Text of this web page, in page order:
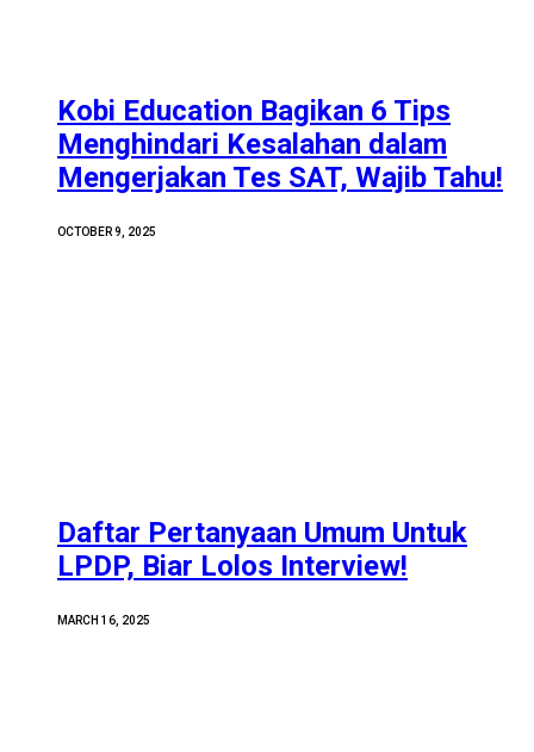
Kobi Education Bagikan 6 Tips
Menghindari Kesalahan dalam
Mengerjakan Tes SAT, Wajib Tahu!
OCTOBER 9, 2025
Daftar Pertanyaan Umum Untuk
LPDP, Biar Lolos Interview!
MARCH 16, 2025